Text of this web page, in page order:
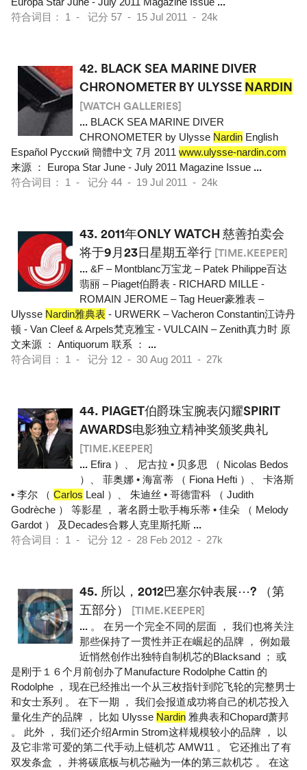
符合词目： 1 - 记分 57 - 15 Jul 2011 - 24k
42. BLACK SEA MARINE DIVER
CHRONOMETER BY ULYSSE NARDIN
[WATCH GALLERIES]
... BLACK SEA MARINE DIVER
CHRONOMETER by Ulysse Nardin English
Español Pусский 簡體中文 7月 2011 www.ulysse-nardin.com
来源 ： Europa Star June - July 2011 Magazine Issue ...
符合词目： 1 - 记分 44 - 19 Jul 2011 - 24k
43. 2011年ONLY WATCH 慈善拍卖会
将于9月23日星期五举行 [TIME.KEEPER]
... &F – Montblanc万宝龙 – Patek Philippe百达
翡丽 – Piaget伯爵表 - RICHARD MILLE -
ROMAIN JEROME – Tag Heuer豪雅表 –
Ulysse Nardin雅典表 - URWERK – Vacheron Constantin江诗丹
顿 - Van Cleef & Arpels梵克雅宝 - VULCAIN – Zenith真力时 原
文来源 ： Antiquorum 联系 ： ...
符合词目： 1 - 记分 12 - 30 Aug 2011 - 27k
44. PIAGET伯爵珠宝腕表闪耀SPIRIT
AWARDS电影独立精神奖颁奖典礼
[TIME.KEEPER]
... Efira ）、 尼古拉 • 贝多思 （ Nicolas Bedos
）、 菲奥娜 • 海富蒂 （ Fiona Hefti ）、 卡洛斯
• 李尔 （ Carlos Leal ）、 朱迪丝 • 哥德雷科 （ Judith
Godrèche ） 等影星 ， 著名爵士歌手梅乐蒂 • 佳朵 （ Melody
Gardot ） 及Decades合夥人克里斯托斯 ...
符合词目： 1 - 记分 12 - 28 Feb 2012 - 27k
45. 所以，2012巴塞尔钟表展⋯? （第
五部分）
[TIME.KEEPER]
... 。 在另一个完全不同的层面 ， 我们也将关注
那些保持了一贯性并正在崛起的品牌 ， 例如最
近悄然创作出独特自制机芯的Blacksand ； 或
是刚于１６个月前创办了Manufacture Rodolphe Cattin 的
Rodolphe ， 现在已经推出一个从三枚指针到陀飞轮的完整男士
和女士系列 。 在下一期 ， 我们会报道成功将自己的机芯投入
量化生产的品牌 ， 比如 Ulysse Nardin 雅典表和Chopard萧邦
。 此外 ， 我们还介绍Armin Strom这样规模较小的品牌 ， 以
及它非常可爱的第二代手动上链机芯 AMW11 。 它还推出了有
双发条盒 ， 并将碳底板与机芯融为一体的第三款机芯 。 在这